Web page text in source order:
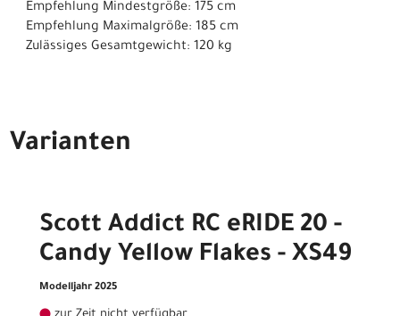
Empfehlung Mindestgröße: 175 cm
Empfehlung Maximalgröße: 185 cm
Zulässiges Gesamtgewicht: 120 kg
Varianten
Scott Addict RC eRIDE 20 -
Candy Yellow Flakes - XS49
Modelljahr 2025